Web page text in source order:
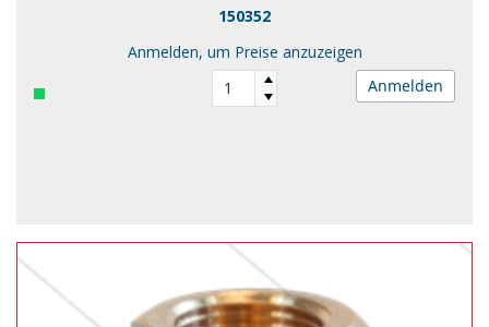
150352
Anmelden, um Preise anzuzeigen
Anmelden